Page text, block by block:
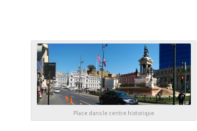
Place dans le centre historique